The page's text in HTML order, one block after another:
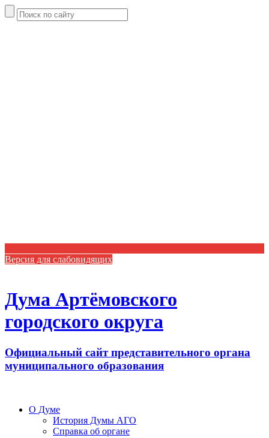
Версия для слабовидящих
Дума Артёмовского
городского округа
Официальный сайт представительного органа
муниципального образования
О Думе
История Думы АГО
Справка об органе